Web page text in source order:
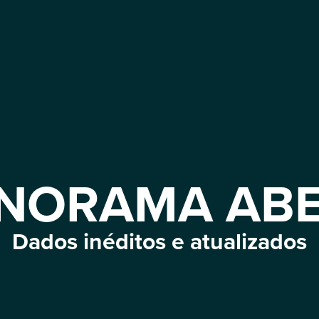
Dados inéditos e atualizados